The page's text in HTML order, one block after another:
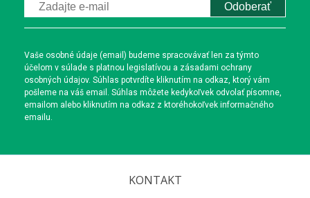
Odoberať
Vaše osobné údaje (email) budeme spracovávať len za týmto
účelom v súlade s platnou legislatívou a zásadami ochrany
osobných údajov. Súhlas potvrdíte kliknutím na odkaz, ktorý vám
pošleme na váš email. Súhlas môžete kedykoľvek odvolať písomne,
emailom alebo kliknutím na odkaz z ktoréhokoľvek informačného
emailu.
KONTAKT